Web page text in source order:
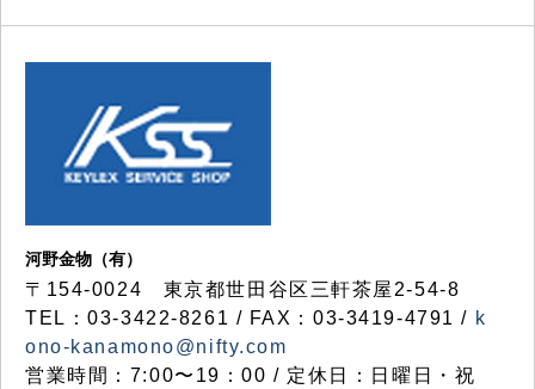
河野金物（有）
〒154-0024 東京都世田谷区三軒茶屋2-54-8
TEL：03-3422-8261 / FAX：03-3419-4791 / k
ono-kanamono@nifty.com
営業時間：7:00〜19：00 / 定休日：日曜日・祝